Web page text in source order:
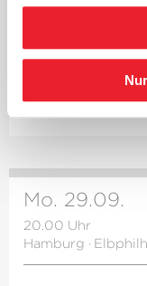
Michael Alber
Mo. 29.09.
20.00 Uhr
Hamburg ·